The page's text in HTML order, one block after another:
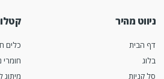
ניווט מהיר
דף הבית
בלוג
סל קניות
כלים
חומרי
מיתוג